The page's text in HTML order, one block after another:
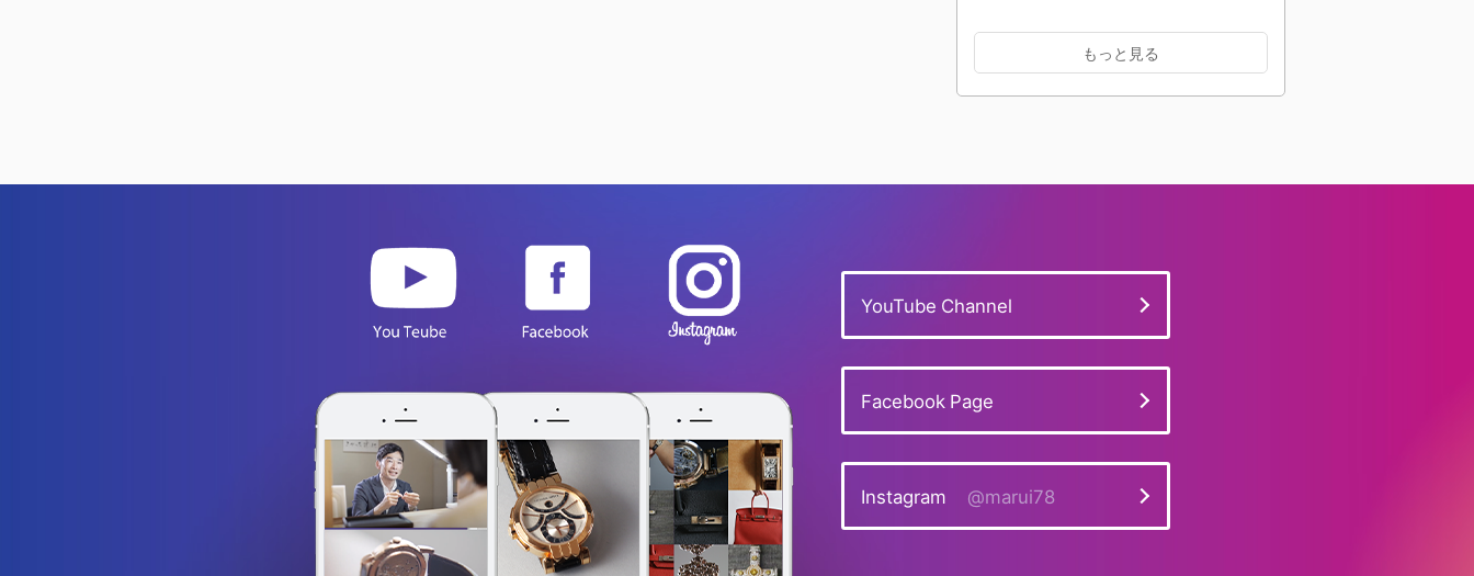
#ブレスレット
#cartier
#フォース10
#ダイヤベゼル
#ブラジル産
#ダイヤモンドリング
#ダイヤモンド相場
#展示販売会
#ピアジェ
#スタンド看板
#チェーンショルダー
#取材
#ブシュロン
もっと見る
YouTube Channel
Facebook Page
Instagram @marui78